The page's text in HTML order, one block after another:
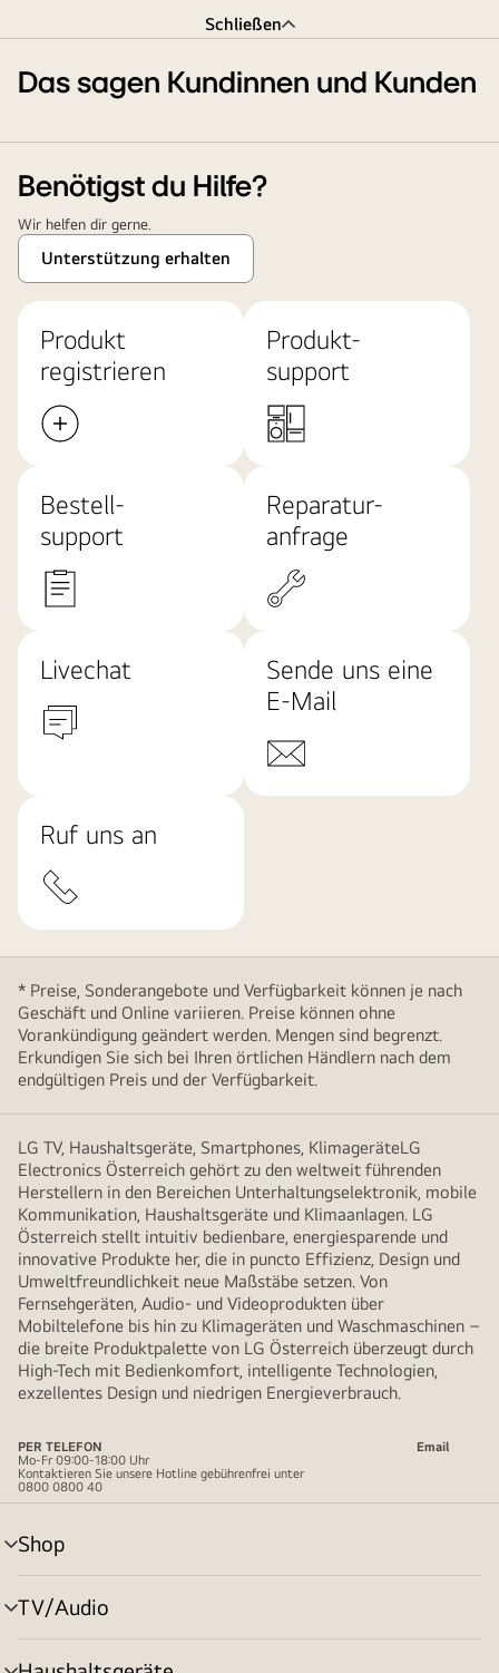
Schließen
Das sagen Kundinnen und Kunden
Benötigst du Hilfe?
Wir helfen dir gerne.
Unterstützung erhalten
Produkt
registrieren
Produkt-
support
Bestell-
support
Reparatur-
anfrage
Livechat
Sende uns eine
E-Mail
Ruf uns an
* Preise, Sonderangebote und Verfügbarkeit können je nach
Geschäft und Online variieren. Preise können ohne
Vorankündigung geändert werden. Mengen sind begrenzt.
Erkundigen Sie sich bei Ihren örtlichen Händlern nach dem
endgültigen Preis und der Verfügbarkeit.
LG TV, Haushaltsgeräte, Smartphones, KlimageräteLG
Electronics Österreich gehört zu den weltweit führenden
Herstellern in den Bereichen Unterhaltungselektronik, mobile
Kommunikation, Haushaltsgeräte und Klimaanlagen. LG
Österreich stellt intuitiv bedienbare, energiesparende und
innovative Produkte her, die in puncto Effizienz, Design und
Umweltfreundlichkeit neue Maßstäbe setzen. Von
Fernsehgeräten, Audio- und Videoprodukten über
Mobiltelefone bis hin zu Klimageräten und Waschmaschinen –
die breite Produktpalette von LG Österreich überzeugt durch
High-Tech mit Bedienkomfort, intelligente Technologien,
exzellentes Design und niedrigen Energieverbrauch.
PER TELEFON
Email
Mo-Fr 09:00-18:00 Uhr
Kontaktieren Sie unsere Hotline gebührenfrei unter
0800 0800 40
Shop
Menü
umschalten
TV/Audio
Menü
umschalten